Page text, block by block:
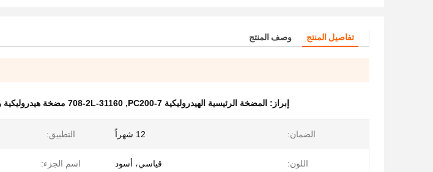
تفاصيل المنتج وصف المنتج
إبراز: المضخة الرئيسية الهيدروليكية PC200-7 , 708-2L-31160 مضخة هيدروليكية رئيسية
الضمان: 12 شهراً التطبيق:
اللون: قياسي، أسود اسم الجزء: